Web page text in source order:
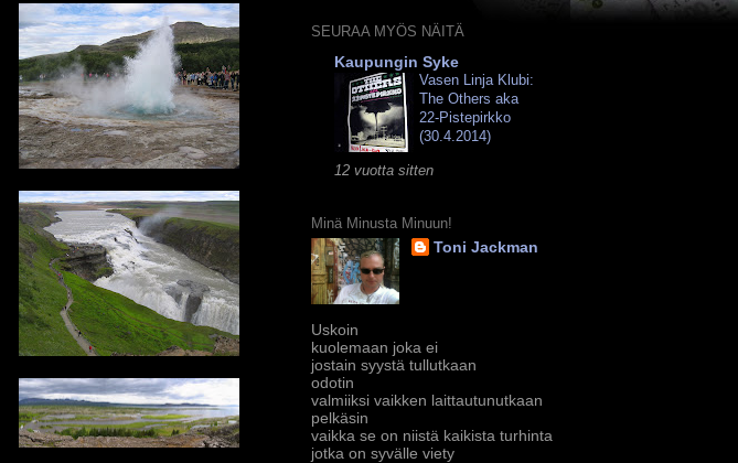
SEURAA MYÖS NÄITÄ
Kaupungin Syke
Vasen Linja Klubi:
The Others aka
22-Pistepirkko
(30.4.2014)
12 vuotta sitten
Minä Minusta Minuun!
Toni Jackman
Uskoin
kuolemaan joka ei
jostain syystä tullutkaan
odotin
valmiiksi vaikken laittautunutkaan
pelkäsin
vaikka se on niistä kaikista turhinta
jotka on syvälle viety